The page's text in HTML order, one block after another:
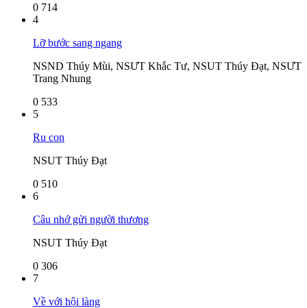
0 714
4
Lỡ bước sang ngang
NSND Thúy Mùi, NSƯT Khắc Tư, NSUT Thúy Đạt, NSƯT
Trang Nhung
0 533
5
Ru con
NSUT Thúy Đạt
0 510
6
Câu nhớ gửi người thương
NSUT Thúy Đạt
0 306
7
Về với hội làng